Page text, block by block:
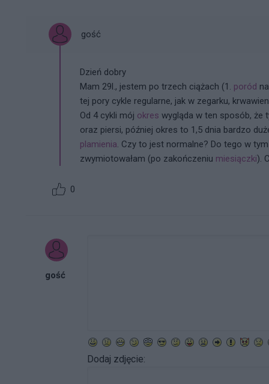
gość
Dzień dobry
Mam 29l., jestem po trzech ciążach (1. poród
tej pory cykle regularne, jak w zegarku,
Od 4 cykli mój okres wygląda w ten sposób, że
oraz piersi, później okres to 1,5 dnia bardzo
plamienia. Czy to jest normalne? Do tego w
zwymiotowałam (po zakończeniu miesiączki).
0
gość
Dodaj zdjęcie: